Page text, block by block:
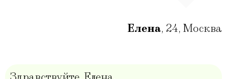
Елена, 24, Москва